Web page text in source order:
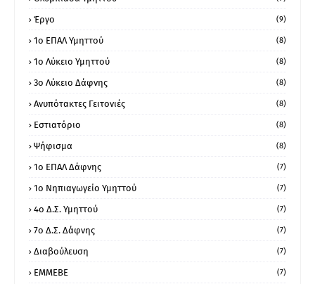
Έργο (9)
1o ΕΠΑΛ Υμηττού (8)
1ο Λύκειο Υμηττού (8)
3ο Λύκειο Δάφνης (8)
Ανυπότακτες Γειτονιές (8)
Εστιατόριο (8)
Ψήφισμα (8)
1ο ΕΠΑΛ Δάφνης (7)
1ο Νηπιαγωγείο Υμηττού (7)
4ο Δ.Σ. Υμηττού (7)
7ο Δ.Σ. Δάφνης (7)
Διαβούλευση (7)
ΕΜΜΕΒΕ (7)